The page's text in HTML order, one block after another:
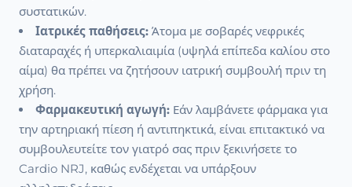
συστατικών.
Ιατρικές παθήσεις: Άτομα με σοβαρές νεφρικές
διαταραχές ή υπερκαλιαιμία (υψηλά επίπεδα καλίου στο
αίμα) θα πρέπει να ζητήσουν ιατρική συμβουλή πριν τη
χρήση.
Φαρμακευτική αγωγή: Εάν λαμβάνετε φάρμακα για
την αρτηριακή πίεση ή αντιπηκτικά, είναι επιτακτικό να
συμβουλευτείτε τον γιατρό σας πριν ξεκινήσετε το
Cardio NRJ, καθώς ενδέχεται να υπάρξουν